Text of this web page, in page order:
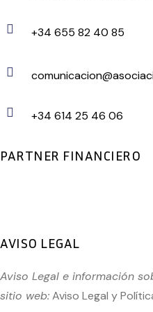
+34 655 82 40 85
+34 614 25 46 06
PARTNER FINANCIERO
AVISO LEGAL
Aviso Legal e información
sitio web:Aviso Legal y